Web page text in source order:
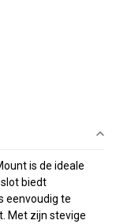
is de ideale
biedt
eenvoudig te
Met zijn stevige